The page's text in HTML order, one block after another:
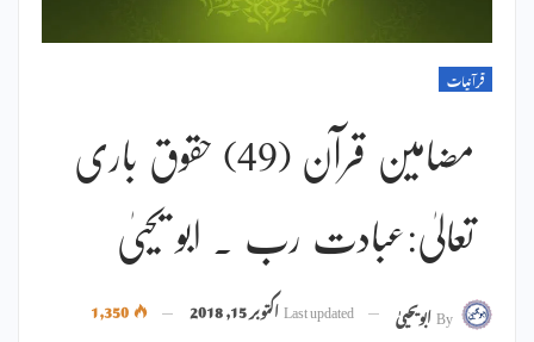
قرآنیات
مضامین قرآن (49) حقوق باری
تعالیٰ:عبادت رب ۔ ابو یحییٰ
Byابویحییٰ Last updatedاکتوبر 15, 2018